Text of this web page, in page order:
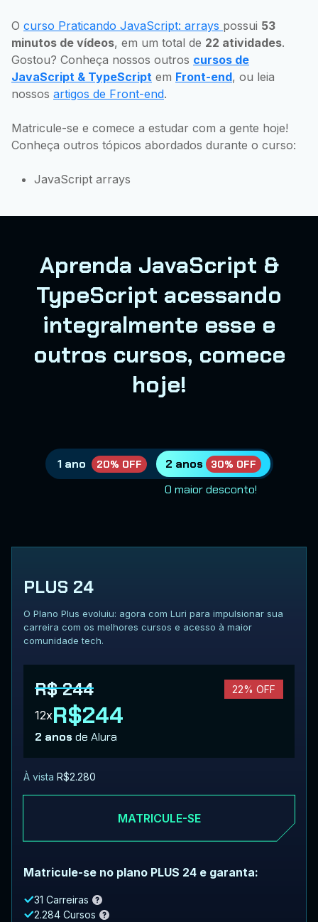
O curso Praticando JavaScript: arrays possui 53
minutos de vídeos, em um total de 22 atividades.
Gostou? Conheça nossos outros cursos de
JavaScript & TypeScript em Front-end, ou leia
nossos artigos de Front-end.
Matricule-se e comece a estudar com a gente hoje!
Conheça outros tópicos abordados durante o curso:
JavaScript arrays
Aprenda JavaScript &
TypeScript acessando
integralmente esse e
outros cursos, comece
hoje!
1 ano 20% OFF 2 anos 30% OFF
O maior desconto!
PLUS 24
O Plano Plus evoluiu: agora com Luri para impulsionar sua
carreira com os melhores cursos e acesso à maior
comunidade tech.
R$ 244 22% OFF
12xR$244
2 anosde Alura
À vista R$2.280
MATRICULE-SE
Matricule-se no plano PLUS 24 e garanta:
31 Carreiras
2.284 Cursos